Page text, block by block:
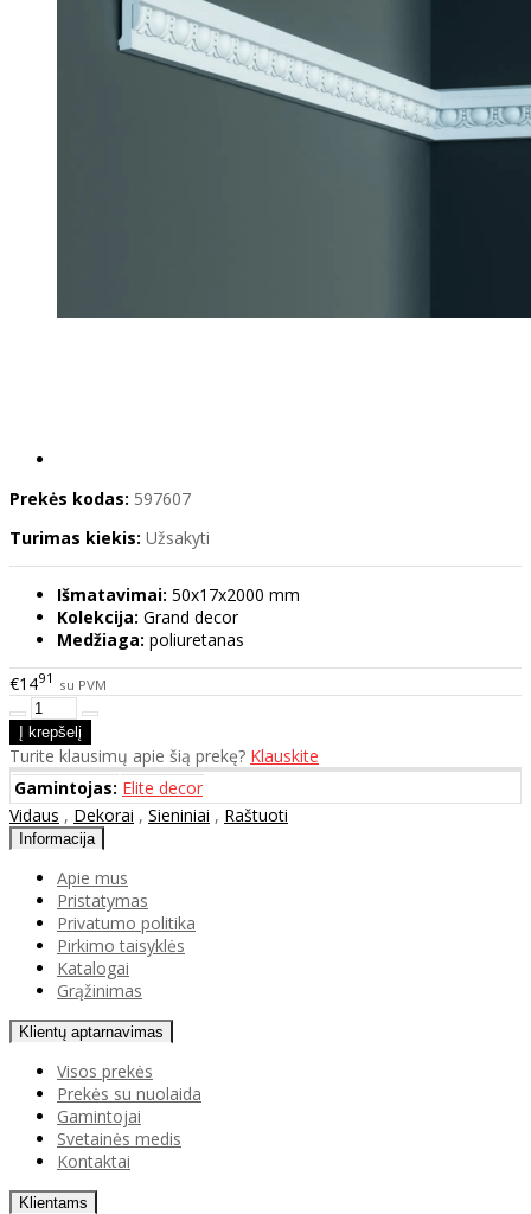
Prekės kodas: 597607
Turimas kiekis: Užsakyti
Išmatavimai: 50x17x2000 mm
Kolekcija: Grand decor
Medžiaga: poliuretanas
€1491 su PVM
Turite klausimų apie šią prekę? Klauskite
Gamintojas: Elite decor
Vidaus , Dekorai , Sieniniai , Raštuoti
Informacija
Apie mus
Pristatymas
Privatumo politika
Pirkimo taisyklės
Katalogai
Grąžinimas
Klientų aptarnavimas
Visos prekės
Prekės su nuolaida
Gamintojai
Svetainės medis
Kontaktai
Klientams